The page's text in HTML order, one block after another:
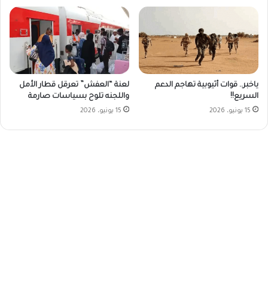
ياخبر.. قوات أثيوبية تهاجم الدعم
السريع!!
15 يونيو، 2026
لعنة “العفش” تعرقل قطار الأمل
واللجنه تلوح بسياسات صارمة
15 يونيو، 2026